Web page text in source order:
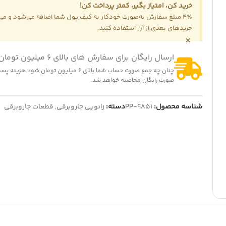
خرید کن، امتیاز بگیر، کمتر پرداخت کن!
4٪ مبلغ سفارش به‌صورت خودکار به کیف پول شما اضافه می‌شود و
خریدهای بعدی از آن استفاده کنید.
×
ارسال رایگان برای سفارش های بالای 6 میلیون تومان
چنان چه جمع صورت حساب شما بالای 6 میلیون تومان
صورت رایگان محاصبه خواهد شد.
شناسه محصول: PP-9851دسته: زانویی جاروبرقی, قطعات جاروبرقی
لباسشویی سه سیم سوکتی بازوکج
تومان325,000تومان
قیمت عمده
المنت هواپز 1300 وات
375,000تومان 322,000 تومان
نمایش قیمت عمده